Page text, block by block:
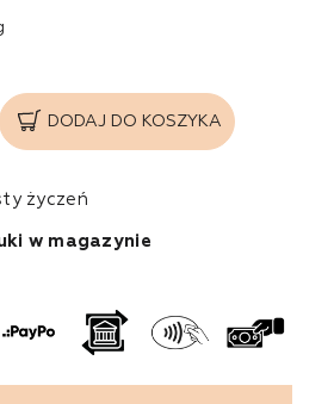
DODAJ DO KOSZYKA
życzeń
w magazynie